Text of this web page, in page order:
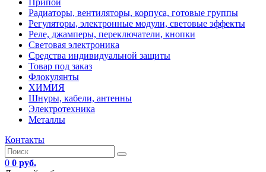
Припои
Радиаторы, вентиляторы, корпуса, готовые группы
Регуляторы, электронные модули, световые эффекты
Реле, джамперы, переключатели, кнопки
Световая электроника
Средства индивидуальной защиты
Товар под заказ
Флокулянты
ХИМИЯ
Шнуры, кабели, антенны
Электротехника
Металлы
Контакты
0 0 руб.